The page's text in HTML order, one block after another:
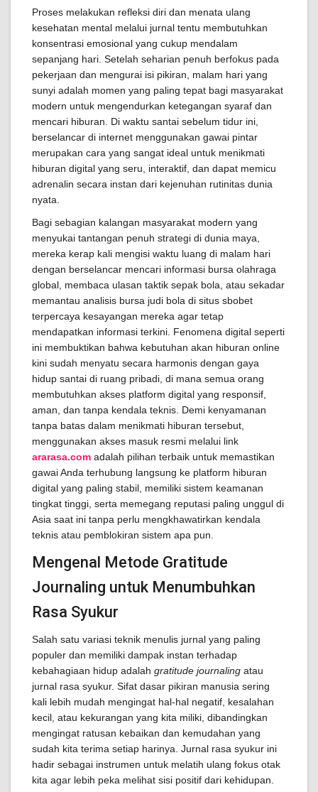
Proses melakukan refleksi diri dan menata ulang
kesehatan mental melalui jurnal tentu membutuhkan
konsentrasi emosional yang cukup mendalam
sepanjang hari. Setelah seharian penuh berfokus pada
pekerjaan dan mengurai isi pikiran, malam hari yang
sunyi adalah momen yang paling tepat bagi masyarakat
modern untuk mengendurkan ketegangan syaraf dan
mencari hiburan. Di waktu santai sebelum tidur ini,
berselancar di internet menggunakan gawai pintar
merupakan cara yang sangat ideal untuk menikmati
hiburan digital yang seru, interaktif, dan dapat memicu
adrenalin secara instan dari kejenuhan rutinitas dunia
nyata.
Bagi sebagian kalangan masyarakat modern yang
menyukai tantangan penuh strategi di dunia maya,
mereka kerap kali mengisi waktu luang di malam hari
dengan berselancar mencari informasi bursa olahraga
global, membaca ulasan taktik sepak bola, atau sekadar
memantau analisis bursa judi bola di situs sbobet
terpercaya kesayangan mereka agar tetap
mendapatkan informasi terkini. Fenomena digital seperti
ini membuktikan bahwa kebutuhan akan hiburan online
kini sudah menyatu secara harmonis dengan gaya
hidup santai di ruang pribadi, di mana semua orang
membutuhkan akses platform digital yang responsif,
aman, dan tanpa kendala teknis. Demi kenyamanan
tanpa batas dalam menikmati hiburan tersebut,
menggunakan akses masuk resmi melalui link
ararasa.com adalah pilihan terbaik untuk memastikan
gawai Anda terhubung langsung ke platform hiburan
digital yang paling stabil, memiliki sistem keamanan
tingkat tinggi, serta memegang reputasi paling unggul di
Asia saat ini tanpa perlu mengkhawatirkan kendala
teknis atau pemblokiran sistem apa pun.
Mengenal Metode Gratitude
Journaling untuk Menumbuhkan
Rasa Syukur
Salah satu variasi teknik menulis jurnal yang paling
populer dan memiliki dampak instan terhadap
kebahagiaan hidup adalah gratitude journaling atau
jurnal rasa syukur. Sifat dasar pikiran manusia sering
kali lebih mudah mengingat hal-hal negatif, kesalahan
kecil, atau kekurangan yang kita miliki, dibandingkan
mengingat ratusan kebaikan dan kemudahan yang
sudah kita terima setiap harinya. Jurnal rasa syukur ini
hadir sebagai instrumen untuk melatih ulang fokus otak
kita agar lebih peka melihat sisi positif dari kehidupan.